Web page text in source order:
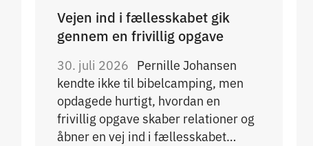
Vejen ind i fællesskabet gik
gennem en frivillig opgave
30. juli 2026 Pernille Johansen
kendte ikke til bibelcamping, men
opdagede hurtigt, hvordan en
frivillig opgave skaber relationer og
åbner en vej ind i fællesskabet…